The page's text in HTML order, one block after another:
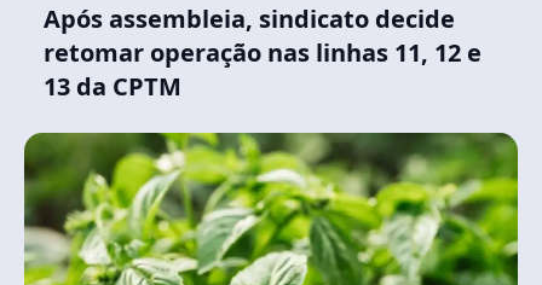
Após assembleia, sindicato decide
retomar operação nas linhas 11, 12 e
13 da CPTM